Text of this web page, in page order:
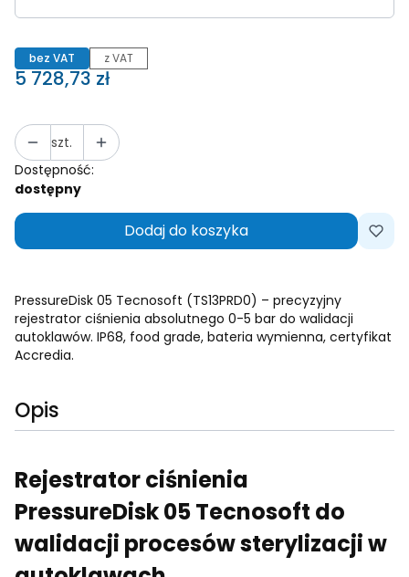
bez VAT z VAT
Cena
5 728,73 zł
szt.
Dostępność:
dostępny
Dodaj do koszyka
PressureDisk 05 Tecnosoft (TS13PRD0) – precyzyjny
rejestrator ciśnienia absolutnego 0-5 bar do walidacji
autoklawów. IP68, food grade, bateria wymienna, certyfikat
Accredia.
Opis
Rejestrator ciśnienia
PressureDisk 05 Tecnosoft do
walidacji procesów sterylizacji w